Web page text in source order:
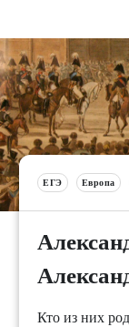
ЕГЭ Европа
Кто из них